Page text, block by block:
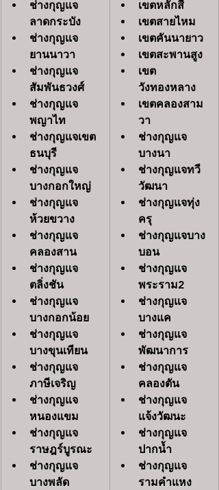
ช่างกุญแจ
ลาดกระบัง
ช่างกุญแจ
ยานนาวา
ช่างกุญแจ
สัมพันธวงศ์
ช่างกุญแจ
พญาไท
ช่างกุญแจเขต
ธนบุรี
ช่างกุญแจ
บางกอกใหญ่
ช่างกุญแจ
ห้วยขวาง
ช่างกุญแจ
คลองสาน
ช่างกุญแจ
ตลิ่งชัน
ช่างกุญแจ
บางกอกน้อย
ช่างกุญแจ
บางขุนเทียน
ช่างกุญแจ
ภาษีเจริญ
ช่างกุญแจ
หนองแขม
ช่างกุญแจ
ราษฎร์บูรณะ
ช่างกุญแจ
บางพลัด
เขตหลักสี่
เขตสายไหม
เขตคันนายาว
เขตสะพานสูง
เขต
วังทองหลาง
เขตคลองสาม
วา
ช่างกุญแจ
บางนา
ช่างกุญแจทวี
วัฒนา
ช่างกุญแจทุ่ง
ครุ
ช่างกุญแจบาง
บอน
ช่างกุญแจ
พระราม2
ช่างกุญแจ
บางแค
ช่างกุญแจ
พัฒนาการ
ช่างกุญแจ
คลองตัน
ช่างกุญแจ
แจ้งวัฒนะ
ช่างกุญแจ
ปากน้ำ
ช่างกุญแจ
รามคำแหง